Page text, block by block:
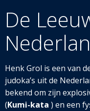
De
Henk Grol is een van
judoka’s uit de
bekend om zijn
(Kumi-kata ) en een